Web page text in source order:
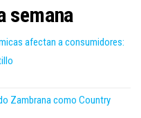
semana
afectan a consumidores:
Zambrana como Country